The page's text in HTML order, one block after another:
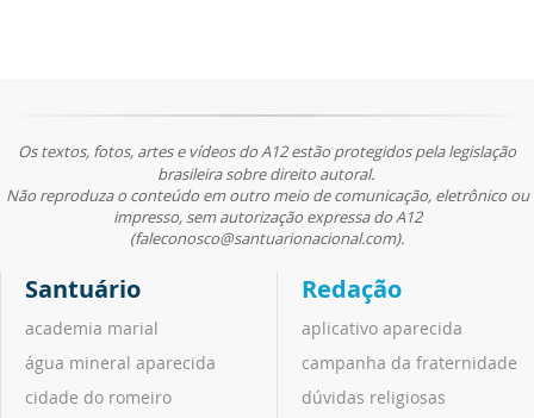
Os textos, fotos, artes e vídeos do A12 estão protegidos pela legislação
brasileira sobre direito autoral.
Não reproduza o conteúdo em outro meio de comunicação, eletrônico ou
impresso, sem autorização expressa do A12
(faleconosco@santuarionacional.com).
Santuário
academia marial
água mineral aparecida
cidade do romeiro
Redação
aplicativo aparecida
campanha da fraternidade
dúvidas religiosas